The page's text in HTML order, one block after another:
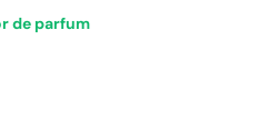
de parfum